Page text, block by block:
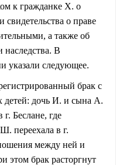
к гражданке Х. о
свидетельства о праве
а также об
наследства. В
указали следующее.
брак с
детей: дочь И. и сына А.
Беслане, где
переехала в г.
между ней и
этом брак расторгнут